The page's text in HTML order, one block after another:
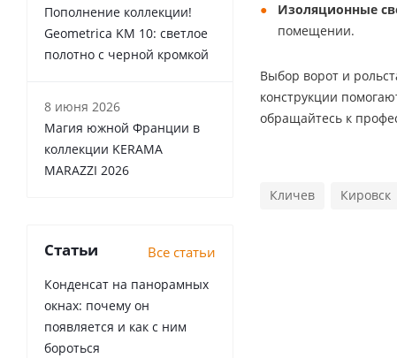
Изоляционные
помещении.
Выбор ворот и
конструкции
обращайтесь к
Кличев Кировск
Пополнение коллекции!
Geometrica KM 10: светлое
полотно с черной кромкой
8 июня 2026
Магия южной Франции в
коллекции KERAMA
MARAZZI 2026
Статьи Все статьи
Конденсат на панорамных
окнах: почему он
появляется и как с ним
бороться